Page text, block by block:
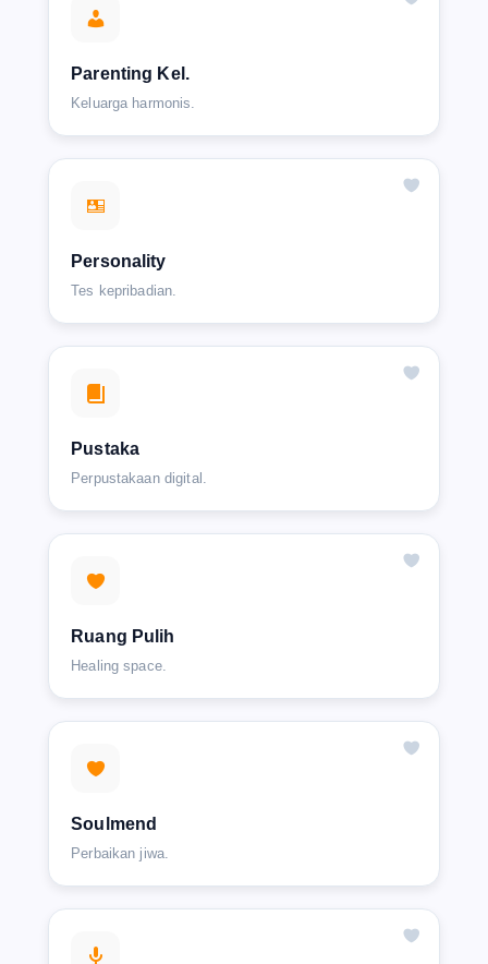
Parenting Kel.
Keluarga harmonis.
Personality
Tes kepribadian.
Pustaka
Perpustakaan digital.
Ruang Pulih
Healing space.
Soulmend
Perbaikan jiwa.